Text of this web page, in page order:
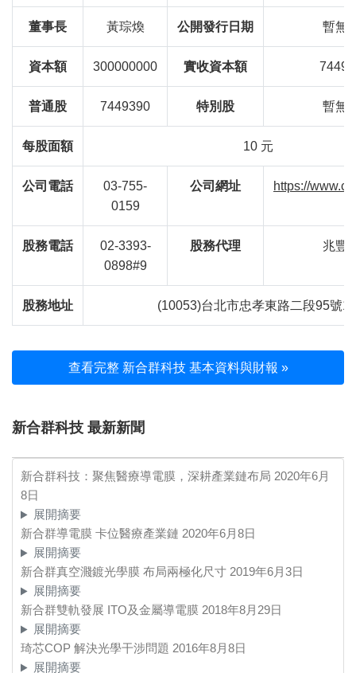
董事長 黃琮煥 公開發行日期 暫無
資本額 300000000 實收資本額
普通股 7449390 特別股 暫無
每股面額 10 元
公司電話
03-755-
0159
公司網址 https://
股務電話
02-3393-
0898#9
股務代理 兆豐
股務地址 (10053)台北市忠孝東路二段95號1
查看完整 新合群科技 基本資料與財報 »
新合群科技 最新新聞
新合群科技：聚焦醫療導電膜，深耕產業鏈布局 2020年6月
8日
展開摘要
新合群導電膜 卡位醫療產業鏈 2020年6月8日
展開摘要
新合群真空濺鍍光學膜 布局兩極化尺寸 2019年6月3日
展開摘要
新合群雙軌發展 ITO及金屬導電膜 2018年8月29日
展開摘要
琦芯COP 解決光學干涉問題 2016年8月8日
展開摘要